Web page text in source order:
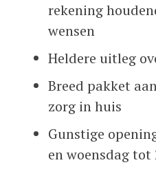
rekening
wensen
Heldere uitleg
Breed pakket
zorg in huis
Gunstige
en woensdag tot